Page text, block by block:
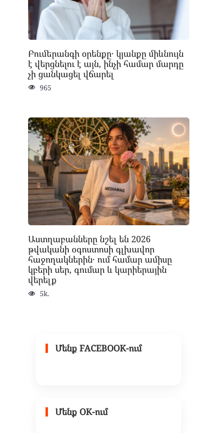
Բումերանգի օրենքը․ կյանքը միևնույն
է վերցնելու է այն, ինչի համար մարդը
չի ցանկացել վճարել
965
Աստղաբանները նշել են 2026
թվականի օգոստոսի գլխավոր
հաջողակներին․ ում համար ամիսը
կբերի սեր, գումար և կարիերային
վերելք
5k.
Մենք FACEBOOK-ում
Մենք OK-ում